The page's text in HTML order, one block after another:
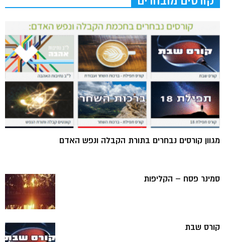
מגוון קורסים נבחרים בתורת הקבלה ונפש האדם
סמינר פסח – הקליפות
קורס שבת